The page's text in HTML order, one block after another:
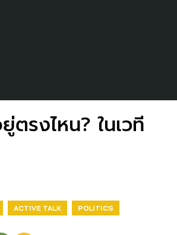
ตรงไหน? ในเวที
ACTIVE TALK POLITICS